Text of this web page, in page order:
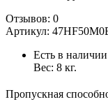
Отзывов: 0
Артикул:
Есть в наличии
Вес: 8 кг.
Пропускная